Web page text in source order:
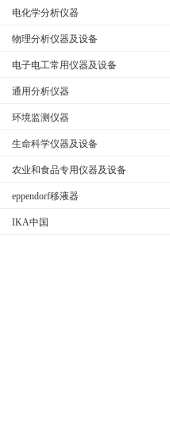
电化学分析仪器
物理分析仪器及设备
电子电工常用仪器及设备
通用分析仪器
环境监测仪器
生命科学仪器及设备
农业和食品专用仪器及设备
eppendorf移液器
IKA中国